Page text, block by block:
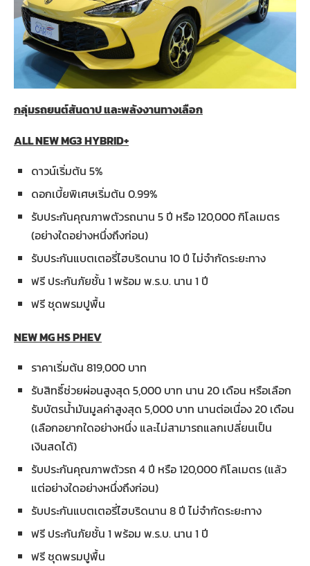
กลุ่มรถยนต์สันดาป และพลังงานทางเลือก
ALL NEW MG3 HYBRID+
ดาวน์เริ่มต้น 5%
ดอกเบี้ยพิเศษเริ่มต้น 0.99%
รับประกันคุณภาพตัวรถนาน 5 ปี หรือ 120,000 กิโลเมตร
(อย่างใดอย่างหนึ่งถึงก่อน)
รับประกันแบตเตอรี่ไฮบริดนาน 10 ปี ไม่จำกัดระยะทาง
ฟรี ประกันภัยชั้น 1 พร้อม พ.ร.บ. นาน 1 ปี
ฟรี ชุดพรมปูพื้น
NEW MG HS PHEV
ราคาเริ่มต้น 819,000 บาท
รับสิทธิ์ช่วยผ่อนสูงสุด 5,000 บาท นาน 20 เดือน หรือเลือก
รับบัตรน้ำมันมูลค่าสูงสุด 5,000 บาท นานต่อเนื่อง 20 เดือน
(เลือกอยากใดอย่างหนึ่ง และไม่สามารถแลกเปลี่ยนเป็น
เงินสดได้)
รับประกันคุณภาพตัวรถ 4 ปี หรือ 120,000 กิโลเมตร (แล้ว
แต่อย่างใดอย่างหนึ่งถึงก่อน)
รับประกันแบตเตอรี่ไฮบริดนาน 8 ปี ไม่จำกัดระยะทาง
ฟรี ประกันภัยชั้น 1 พร้อม พ.ร.บ. นาน 1 ปี
ฟรี ชุดพรมปูพื้น